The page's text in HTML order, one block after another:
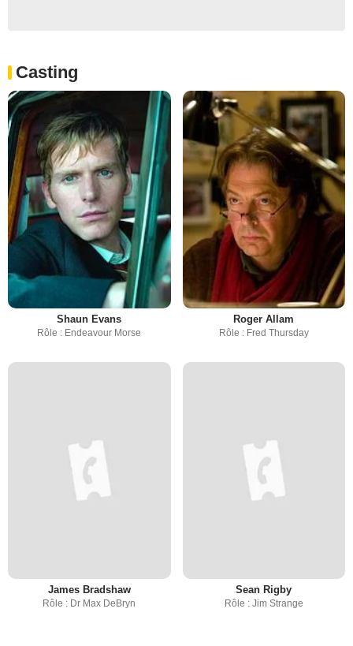
Casting
Shaun Evans
Rôle : Endeavour Morse
Roger Allam
Rôle : Fred Thursday
James Bradshaw
Rôle : Dr Max DeBryn
Sean Rigby
Rôle : Jim Strange